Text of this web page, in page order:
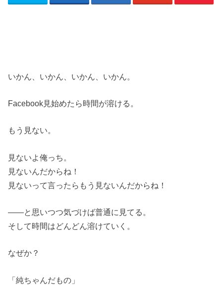
いかん、いかん、いかん、いかん。
Facebook見始めたら時間が溶ける。
もう見ない。
見ないよ俺っち。
見ないんだからね！
見ないって言ったらもう見ないんだからね！
――と思いつつ気づけば普通に見てる。
そして時間はどんどん溶けていく。
なぜか？
「純ちゃんだもの」